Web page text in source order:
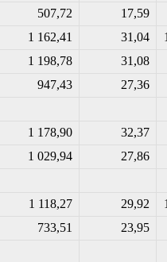
507,72 17,59
1 162,41 31,04
1 198,78 31,08
947,43 27,36
1 178,90 32,37
1 029,94 27,86
1 118,27 29,92
733,51 23,95